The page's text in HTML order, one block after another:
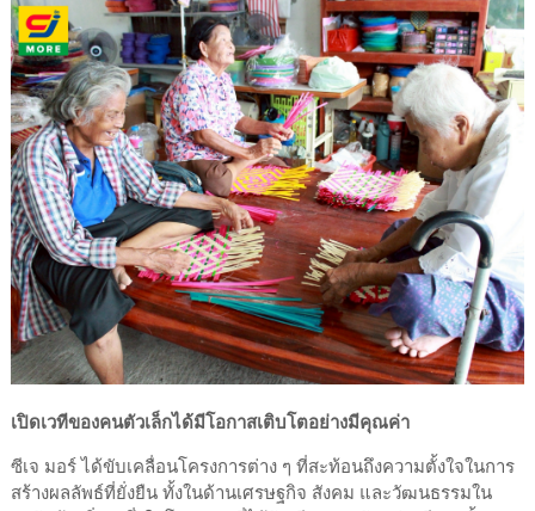
เปิดเวทีของคนตัวเล็กได้มีโอกาสเติบโตอย่างมีคุณค่า
ซีเจ มอร์ ได้ขับเคลื่อนโครงการต่าง ๆ ที่สะท้อนถึงความตั้งใจในการ
สร้างผลลัพธ์ที่ยั่งยืน ทั้งในด้านเศรษฐกิจ สังคม และวัฒนธรรมใน